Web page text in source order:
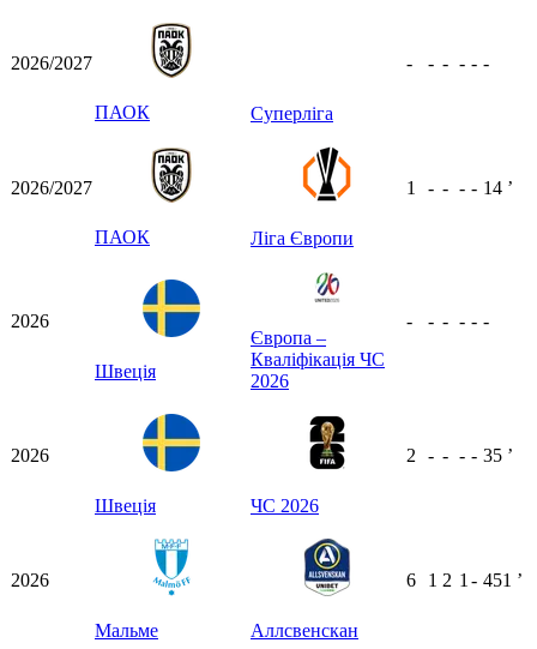
2026/2027
ПАОК Суперліга
- - - - - -
2026/2027
ПАОК Ліга Європи
1 - - - - 14 ʼ
2026
Швеція
Європа –
Кваліфікація ЧС
2026
- - - - - -
2026
Швеція ЧС 2026
2 - - - - 35 ʼ
2026
Мальме Аллсвенскан
6 1 2 1 - 451 ʼ